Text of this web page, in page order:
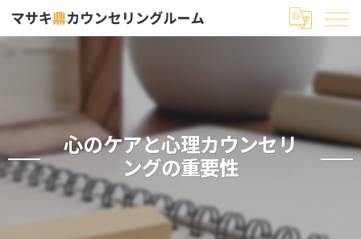
心のケアと心理カウンセリ
ングの重要性